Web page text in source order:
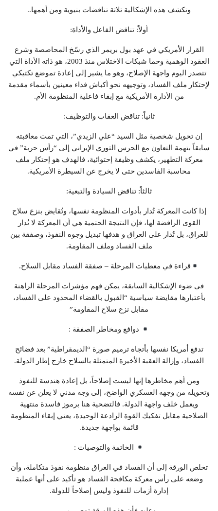
وتكشف هذه الإشكالية ثلاثة تناقضات بنيوية ومن أهمها..
أولاً: تناقض الفاعل والأداة:
القرار الأمريكي في عهد بول بريمر الذي رسّخ المحاصصة وشرع
العقود الوهمية وحما شبكات الاختلاس منذ 2003، هو ذاته الأداة التي
تتصدر اليوم واجهة الإصلاح، وهو ما يشير إلى إعادة تموضع تكتيكي
لإحتكار ملف الفساد، وتوجيهه نحو أكباش فداء معينين بأسماء مقدمة
من الأدارة الأمريكية مع إبقاء فاعلية المنظومة الأم.
ثانياً: تناقض العقاب والتوظيف:
إن تحويل شخصية مثل السيد “علي الزيدي”، التي تمت معاقبته
سابقاً بتهمة التعاون مع الحرس الثوري الإيراني إلى “رأس حربة” في
معركة التطهير، يكشف وظيفة إحتوائية، فالهدف هو إحتكار ملف
محاسبة الفاسدين حتى لا يخرج عن السيطرة الأمريكية.
ثالثاً: تناقض السيادة والتبعية:
إذا كانت المعركة تُدار بأدوات المنظومة نفسها، وتُقايض بنزع سلاح
القوى الرافضة لها، فإن النتيجة الحتمية هي أن المعركة لا تُدار
للعراق، بل تُدار على العراق و هدفها تبديل وجوه النفوذ، وصفقة بين
ملف الفساد وملف المقاومة.
قراءة في معطيات المرحلة – صفقة الفساد مقابل السلاح.
في ضوء الإشكالية السابقة، يمكن فهم مؤشرات المرحلة الراهنة
بأعتبارها مقايضة سياسية “القبول بالقضاء المحدود على الفساد،
مقابل نزع سلاح المقاومة”
دوافع ومخاطر الصفقة :
تدفع أمريكا نفسها بأتجاه ترميم صورة “الديمقراطية” بعد فضائح
الفساد، وإزالة العقبة الأخيرة المتمثلة بالسلاح خارج إطار الدولة.
ومن أهم مخاطرها إنها ليست إصلاحاً، بل إعادة هندسة للنفوذ
وتحويله من وجهه العسكري الواضح، إلى وجه مدني لا يعلن عن نفسه
ويعمل خلف واجهة الدولة. فالتضحية هنا برموز فاسدة منتهية
الصلاحية مقابل تفكيك القوة الرادعة الوحيدة، يعني إبقاء المنظومة
قائمة بواجهة جديدة.
الخاتمة والتوصيات :
تخلص الورقة إلى أن الفساد في العراق منظومة نفوذ متكاملة، وأن
وضعه على رأس معركة مكافحة الفساد هو تأكيد على أنها عملية
إدارة أزمات للنفوذ وليس إصلاحاً للدولة.